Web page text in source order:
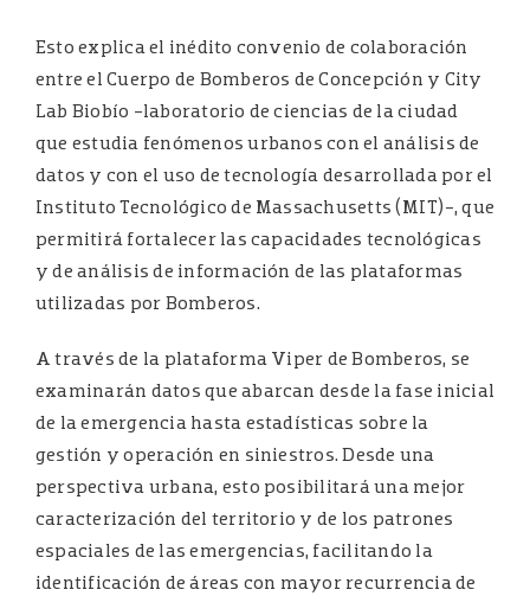
Esto explica el inédito convenio de colaboración
entre el Cuerpo de Bomberos de Concepción y City
Lab Biobío -laboratorio de ciencias de la ciudad
que estudia fenómenos urbanos con el análisis de
datos y con el uso de tecnología desarrollada por el
Instituto Tecnológico de Massachusetts (MIT)-, que
permitirá fortalecer las capacidades tecnológicas
y de análisis de información de las plataformas
utilizadas por Bomberos.
A través de la plataforma Viper de Bomberos, se
examinarán datos que abarcan desde la fase inicial
de la emergencia hasta estadísticas sobre la
gestión y operación en siniestros. Desde una
perspectiva urbana, esto posibilitará una mejor
caracterización del territorio y de los patrones
espaciales de las emergencias, facilitando la
identificación de áreas con mayor recurrencia de